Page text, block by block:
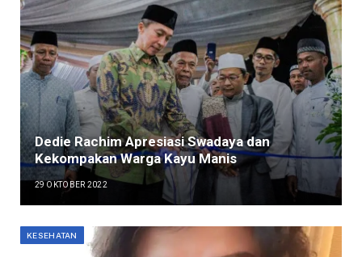
Dedie Rachim Apresiasi Swadaya dan
Kekompakan Warga Kayu Manis
29 OKTOBER 2022
KESEHATAN